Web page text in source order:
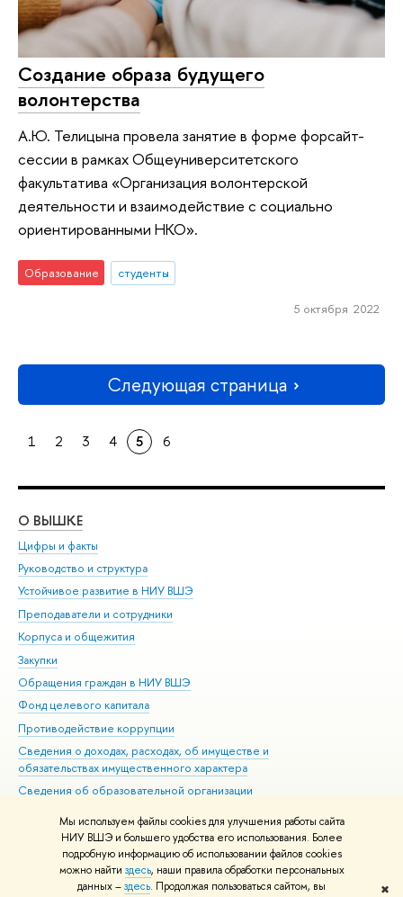
Мы используем файлы cookies для улучшения работы сайта
НИУ ВШЭ и большего удобства его использования. Более
подробную информацию об использовании файлов cookies
можно найти здесь, наши правила обработки персональных
данных –здесь. Продолжая пользоваться сайтом, вы
✖
Создание образа будущего
волонтерства
А.Ю. Телицына провела занятие в форме форсайт-
сессии в рамках Общеуниверситетского
факультатива «Организация волонтерской
деятельности и взаимодействие с социально
ориентированными НКО».
Образование студенты
5 октября 2022
Следующая страница
1 2 3 4 5 6
О ВЫШКЕ
Цифры и факты
Руководство и структура
Устойчивое развитие в НИУ ВШЭ
Преподаватели и сотрудники
Корпуса и общежития
Закупки
Обращения граждан в НИУ ВШЭ
Фонд целевого капитала
Противодействие коррупции
Сведения о доходах, расходах, об имуществе и
обязательствах имущественного характера
Сведения об образовательной организации
Людям с ограниченными возможностями здоровья
Единая платежная страница
Работа в Вышке